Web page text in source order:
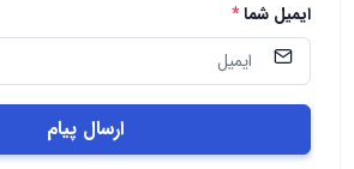
ایمیل شما*
ارسال پیام